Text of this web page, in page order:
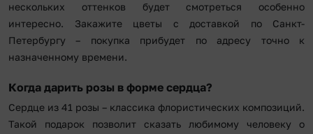
нескольких оттенков будет смотреться особенно
интересно. Закажите цветы с доставкой по Санкт-
Петербургу – покупка прибудет по адресу точно к
назначенному времени.
Когда дарить розы в форме сердца?
Сердце из 41 розы – классика флористических композиций.
Такой подарок позволит сказать любимому человеку о